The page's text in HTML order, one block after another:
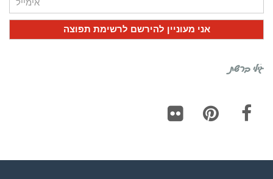
גילי ברשת